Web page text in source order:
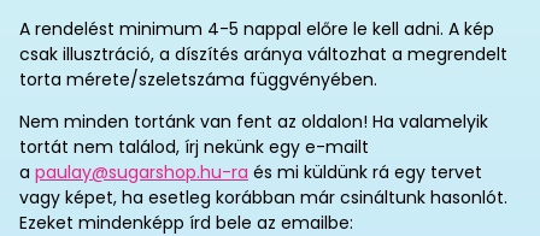
A rendelést minimum 4-5 nappal előre le kell adni. A kép
csak illusztráció, a díszítés aránya változhat a megrendelt
torta mérete/szeletszáma függvényében.
Nem minden tortánk van fent az oldalon! Ha valamelyik
tortát nem találod, írj nekünk egy e-mailt
a paulay@sugarshop.hu-ra és mi küldünk rá egy tervet
vagy képet, ha esetleg korábban már csináltunk hasonlót.
Ezeket mindenképp írd bele az emailbe: